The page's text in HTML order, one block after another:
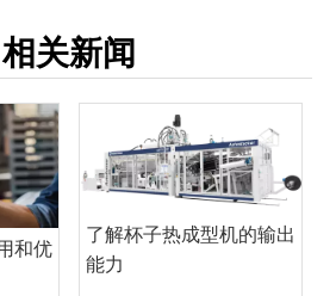
相关新闻
和优
了解杯子热成型机的输出
能力